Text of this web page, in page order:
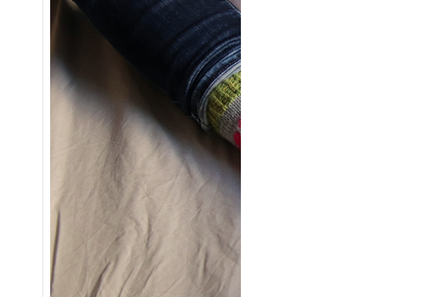
{Tricot} Flower
power socks
Ce patron a été
initialement créé pour
les membres de…